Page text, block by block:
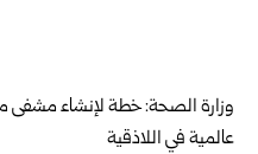
وزارة الصحة: خطة لإنشاء
عالمية في اللاذقية